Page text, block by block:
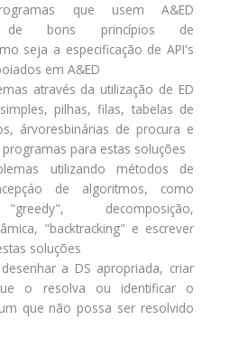
que usem A&ED
de bons princípios de
seja a especificação de API's
em A&ED
através da utilização de ED
pilhas, filas, tabelas de
árvoresbinárias de procura e
para estas soluções
utilizando métodos de
de algoritmos, como
decomposição,
"backtracking" e escrever
soluções
a DS apropriada, criar
o resolva ou identificar o
que não possa ser resolvido